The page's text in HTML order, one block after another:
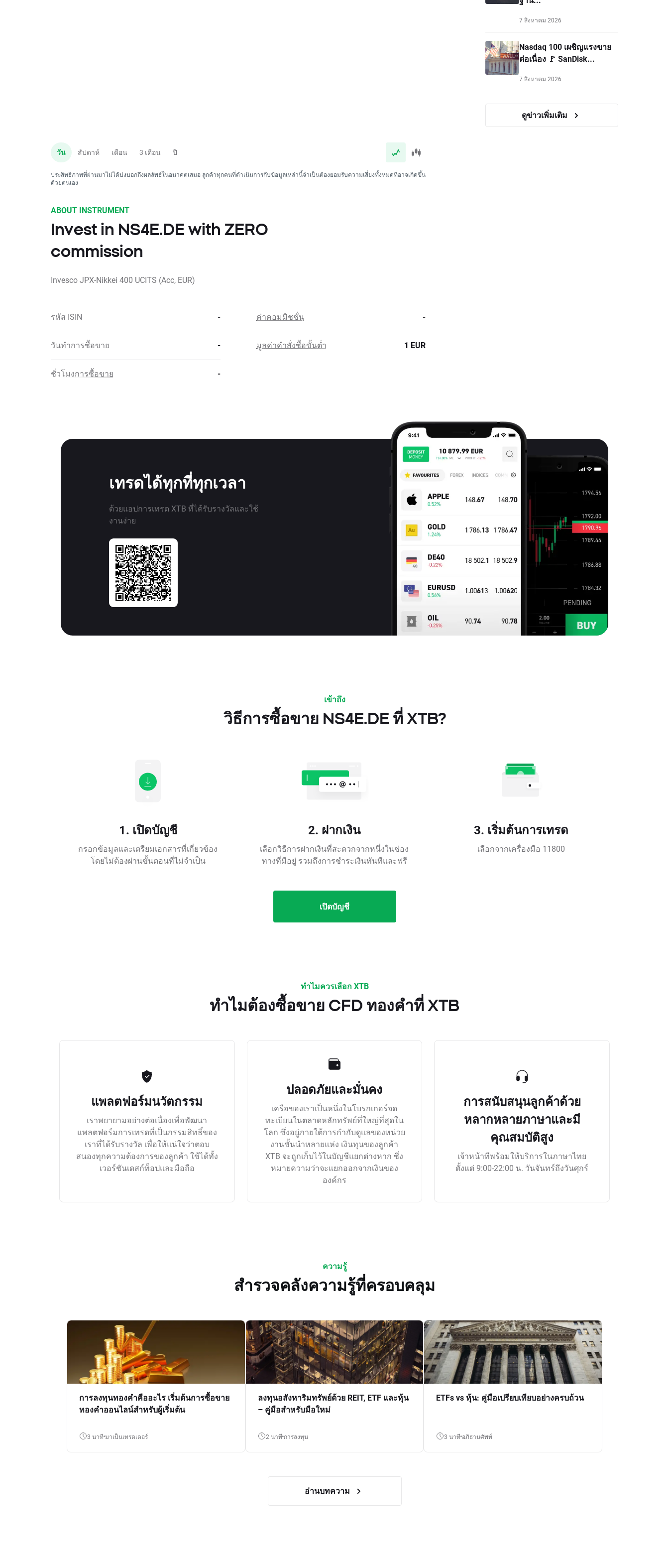
วัน สัปดาห์ เดือน 3 เดือน ปี
ประสิทธิภาพที่ผ่านมาไม่ได้บ่งบอกถึงผลลัพธ์ในอนาคตเสมอ ลูกค้าทุกคนที่ดำเนินการกับข้อมูลเหล่านี้จำเป็นต้องยอมรับความเสี่ยงทั้งหมดที่อาจเกิดขึ้น
ด้วยตนเอง
7 สิงหาคม 2026
Nasdaq 100 เผชิญแรงขาย
ต่อเนื่อง 🚩 SanDisk...
7 สิงหาคม 2026
ดูข่าวเพิ่มเติม
ABOUT INSTRUMENT
Invest in NS4E.DE with ZERO
commission
Invesco JPX-Nikkei 400 UCITS (Acc, EUR)
รหัส ISIN - ค่าคอมมิชชั่น -
วันทำการซื้อขาย - มูลค่าคำสั่งซื้อขั้นต่ำ 1 EUR
ชั่วโมงการซื้อขาย -
เทรดได้ทุกที่ทุกเวลา
ด้วยแอปการเทรด XTB ที่ได้รับรางวัลและใช้
งานง่าย
เข้าถึง
วิธีการซื้อขาย NS4E.DE ที่ XTB?
1. เปิดบัญชี
กรอกข้อมูลและเตรียมเอกสารที่เกี่ยวข้อง
โดยไม่ต้องผ่านขั้นตอนที่ไม่จำเป็น
2. ฝากเงิน
เลือกวิธีการฝากเงินที่สะดวกจากหนึ่งในช่อง
ทางที่มีอยู่ รวมถึงการชำระเงินทันทีและฟรี
3. เริ่มต้นการเทรด
เลือกจากเครื่องมือ 11800
เปิดบัญชี
ทำไมควรเลือก XTB
ทำไมต้องซื้อขาย CFD ทองคำที่ XTB
แพลตฟอร์มนวัตกรรม
เราพยายามอย่างต่อเนื่องเพื่อพัฒนา
แพลตฟอร์มการเทรดที่เป็นกรรมสิทธิ์ของ
เราที่ได้รับรางวัล เพื่อให้แน่ใจว่าตอบ
สนองทุกความต้องการของลูกค้า ใช้ได้ทั้ง
เวอร์ชันเดสก์ท็อปและมือถือ
ปลอดภัยและมั่นคง
เครือของเราเป็นหนึ่งในโบรกเกอร์จด
ทะเบียนในตลาดหลักทรัพย์ที่ใหญ่ที่สุดใน
โลก ซึ่งอยู่ภายใต้การกำกับดูแลของหน่วย
งานชั้นนำหลายแห่ง เงินทุนของลูกค้า
XTB จะถูกเก็บไว้ในบัญชีแยกต่างหาก ซึ่ง
หมายความว่าจะแยกออกจากเงินของ
องค์กร
การสนับสนุนลูกค้าด้วย
หลากหลายภาษาและมี
คุณสมบัติสูง
เจ้าหน้าทีพร้อมให้บริการในภาษาไทย
ตั้งแต่ 9:00-22:00 น. วันจันทร์ถึงวันศุกร์
ความรู้
สำรวจคลังความรู้ที่ครอบคลุม
การลงทุนทองคำคืออะไร เริ่มต้นการซื้อขาย
ทองคำออนไลน์สำหรับผู้เริ่มต้น
3 นาที มาเป็นเทรดเดอร์
ลงทุนอสังหาริมทรัพย์ด้วย REIT, ETF และหุ้น
– คู่มือสำหรับมือใหม่
2 นาที การลงทุน
ETFs vs หุ้น: คู่มือเปรียบเทียบอย่างครบถ้วน
3 นาที อภิธานศัพท์
อ่านบทความ